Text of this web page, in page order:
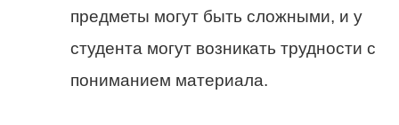
предметы могут быть сложными, и у
студента могут возникать трудности с
пониманием материала.